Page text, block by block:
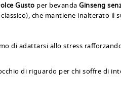
Gusto per bevanda Ginseng
che mantiene inalterato
di adattarsi allo stress
occhio di riguardo per chi soffre